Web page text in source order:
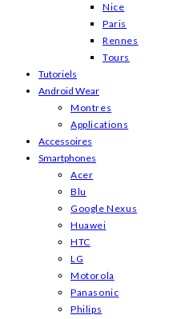
Nice
Paris
Rennes
Tours
Tutoriels
Android Wear
Montres
Applications
Accessoires
Smartphones
Acer
Blu
Google Nexus
Huawei
HTC
LG
Motorola
Panasonic
Philips